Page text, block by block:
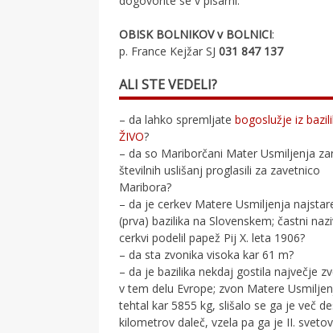
OBISK BOLNIKOV v BOLNICI:
p. France Kejžar SJ031 847 137
ALI STE VEDELI?
– da lahko spremljatebogoslužje iz
ŽIVO?
– da so Mariborčani Mater Usmiljenja
številnih uslišanj proglasili za zavetnico
Maribora?
– da je cerkev Matere Usmiljenja
(prva) bazilika na Slovenskem; častni
cerkvi podelil papež Pij X. leta 1906?
– da sta zvonika visoka kar 61 m?
– da je bazilika nekdaj gostila največje
v tem delu Evrope; zvon Matere
tehtal kar 5855 kg, slišalo se ga je več
kilometrov daleč, vzela pa ga je II.